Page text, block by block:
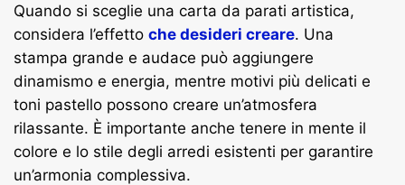
Quando si sceglie una carta da parati artistica,
considera l’effetto che desideri creare. Una
stampa grande e audace può aggiungere
dinamismo e energia, mentre motivi più delicati e
toni pastello possono creare un’atmosfera
rilassante. È importante anche tenere in mente il
colore e lo stile degli arredi esistenti per garantire
un’armonia complessiva.